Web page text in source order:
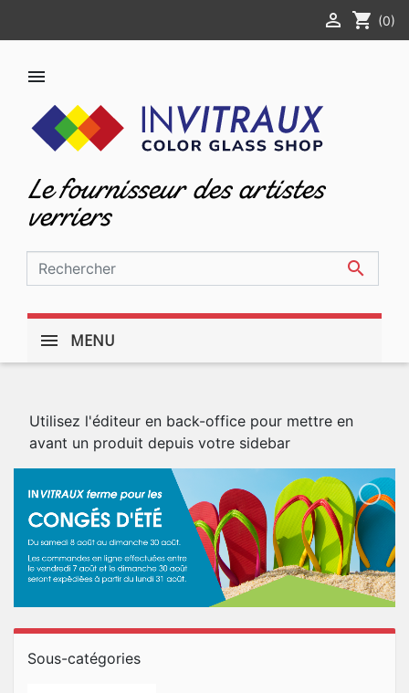
 shopping_cart (0)

Le fournisseur des artistes
verriers

MENU
Utilisez l'éditeur en back-office pour mettre en
avant un produit depuis votre sidebar
Sous-catégories